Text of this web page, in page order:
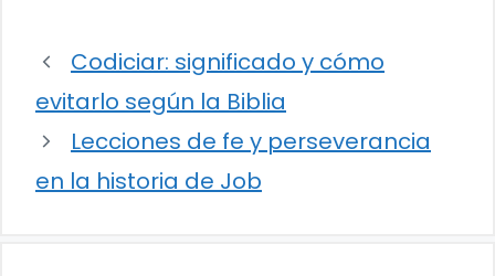
Codiciar: significado y cómo
evitarlo según la Biblia
Lecciones de fe y perseverancia
en la historia de Job